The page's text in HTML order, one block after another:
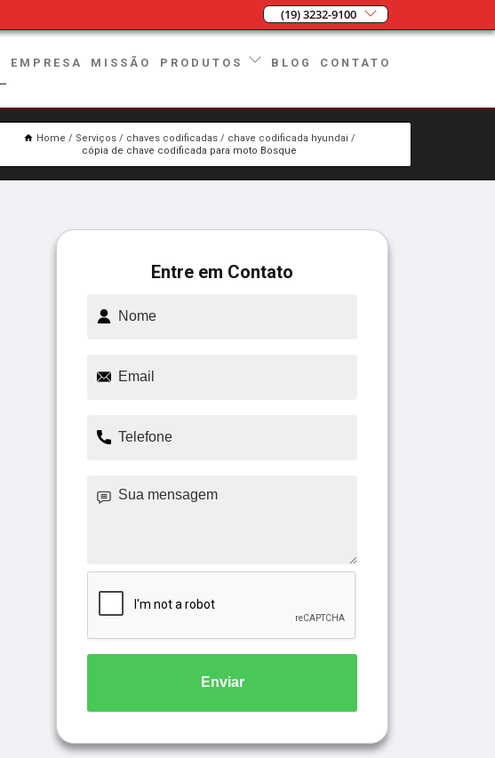
(19) 3232-9100
EMPRESA MISSÃO PRODUTOS BLOG CONTATO
Home Serviços chaves codificadas
chave codificada hyundai
cópia de chave codificada para moto Bosque
Entre em Contato
Enviar